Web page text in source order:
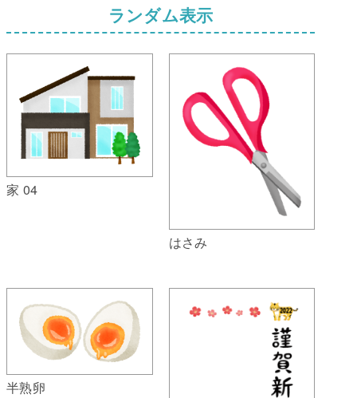
ランダム表示
家 04
はさみ
半熟卵